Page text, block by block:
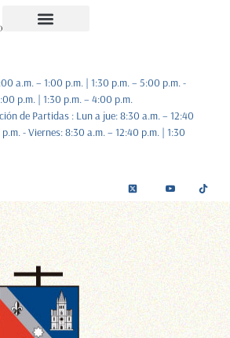
a.m. – 1:00 p.m. | 1:30 p.m. – 5:00 p.m. -
p.m. | 1:30 p.m. – 4:00 p.m.
de Partidas : Lun a jue: 8:30 a.m. – 12:40
- Viernes: 8:30 a.m. – 12:40 p.m. | 1:30